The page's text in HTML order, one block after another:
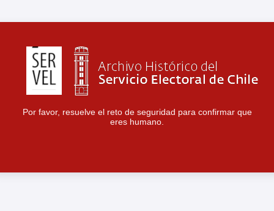
Por favor, resuelve el reto de seguridad para confirmar que
eres humano.